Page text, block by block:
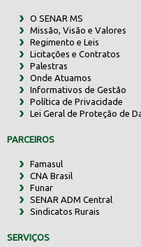
O SENAR MS
Missão, Visão e Valores
Regimento e Leis
Licitações e Contratos
Palestras
Onde Atuamos
Informativos de Gestão
Política de Privacidade
Lei Geral de Proteção de
PARCEIROS
Famasul
CNA Brasil
Funar
SENAR ADM Central
Sindicatos Rurais
SERVIÇOS